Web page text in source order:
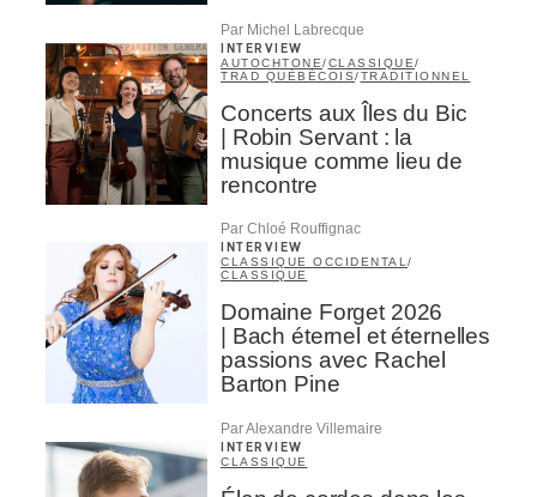
Par Michel Labrecque
INTERVIEW
AUTOCHTONE/CLASSIQUE/
TRAD QUÉBÉCOIS/TRADITIONNEL
Concerts aux Îles du Bic
| Robin Servant : la
musique comme lieu de
rencontre
Par Chloé Rouffignac
INTERVIEW
CLASSIQUE OCCIDENTAL /
CLASSIQUE
Domaine Forget 2026
| Bach éternel et éternelles
passions avec Rachel
Barton Pine
Par Alexandre Villemaire
INTERVIEW
CLASSIQUE